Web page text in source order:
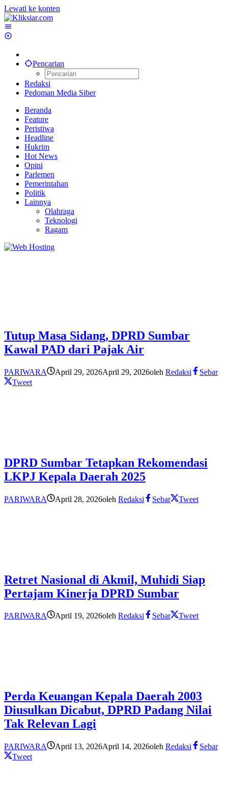
Lewati ke konten
Pencarian
Redaksi
Pedoman Media Siber
Beranda
Feature
Peristiwa
Headline
Hukrim
Hot News
Opini
Parlemen
Pemerintahan
Politik
Lainnya
Olahraga
Teknologi
Ragam
Tutup Masa Sidang, DPRD Sumbar
Kawal PAD dari Pajak Air
PARIWARA April 29, 2026April 29, 2026oleh Redaksi
Sebar
Tweet
DPRD Sumbar Tetapkan Rekomendasi
LKPJ Kepala Daerah 2025
PARIWARA April 28, 2026oleh Redaksi Sebar Tweet
Retret Nasional di Akmil, Muhidi Siap
Pertajam Kinerja DPRD Sumbar
PARIWARA April 19, 2026oleh Redaksi Sebar Tweet
Perda Keuangan Kepala Daerah 2003
Diusulkan Dicabut, DPRD Padang Nilai
Tak Relevan Lagi
PARIWARA April 13, 2026April 14, 2026oleh Redaksi
Sebar
Tweet